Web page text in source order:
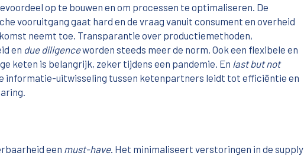
op te bouwen en om processen te optimaliseren. De
vooruitgang gaat hard en de vraag vanuit consument en overheid
neemt toe. Transparantie over productiemethoden,
en due diligenceworden steeds meer de norm. Ook een flexibele en
keten is belangrijk, zeker tijdens een pandemie. En last but not
informatie-uitwisseling tussen ketenpartners leidt tot efficiëntie en
een must-have. Het minimaliseert verstoringen in de supply